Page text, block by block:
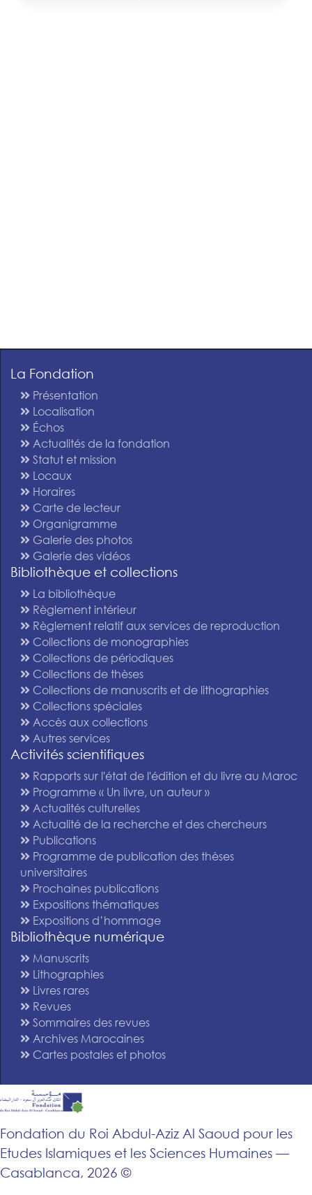
La Fondation
Présentation
Localisation
Échos
Actualités de la fondation
Statut et mission
Locaux
Horaires
Carte de lecteur
Organigramme
Galerie des photos
Galerie des vidéos
Bibliothèque et collections
La bibliothèque
Règlement intérieur
Règlement relatif aux services de reproduction
Collections de monographies
Collections de périodiques
Collections de thèses
Collections de manuscrits et de lithographies
Collections spéciales
Accès aux collections
Autres services
Activités scientifiques
Rapports sur l'état de l'édition et du livre au Maroc
Programme « Un livre, un auteur »
Actualités culturelles
Actualité de la recherche et des chercheurs
Publications
Programme de publication des thèses
universitaires
Prochaines publications
Expositions thématiques
Expositions d’hommage
Bibliothèque numérique
Manuscrits
Lithographies
Livres rares
Revues
Sommaires des revues
Archives Marocaines
Cartes postales et photos
Fondation du Roi Abdul-Aziz Al Saoud pour les
Etudes Islamiques et les Sciences Humaines —
Casablanca, 2026 ©